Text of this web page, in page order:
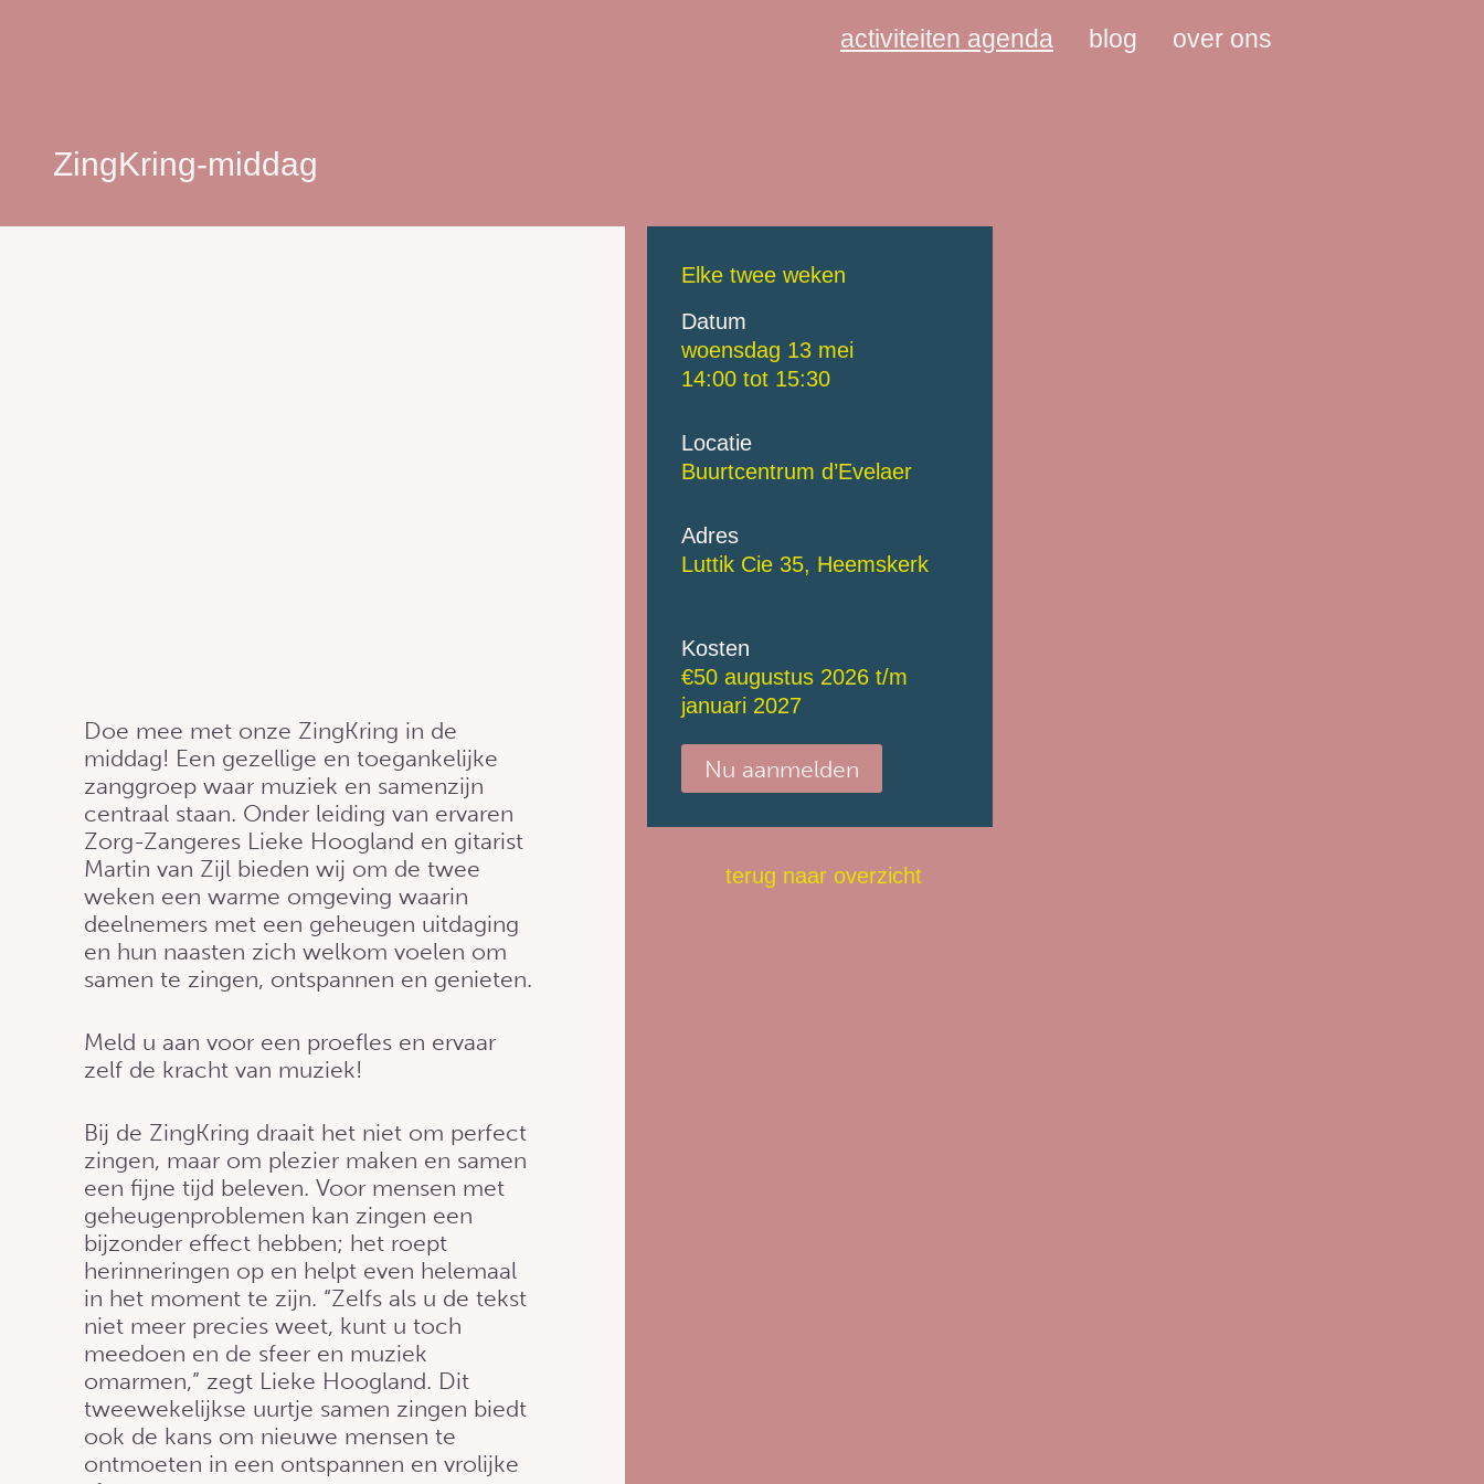
activiteiten agenda blog over ons
ZingKring-middag
Doe mee met onze ZingKring in de
middag! Een gezellige en toegankelijke
zanggroep waar muziek en samenzijn
centraal staan. Onder leiding van ervaren
Zorg-Zangeres Lieke Hoogland en gitarist
Martin van Zijl bieden wij om de twee
weken een warme omgeving waarin
deelnemers met een geheugen uitdaging
en hun naasten zich welkom voelen om
samen te zingen, ontspannen en genieten.
Meld u aan voor een proefles en ervaar
zelf de kracht van muziek!
Bij de ZingKring draait het niet om perfect
zingen, maar om plezier maken en samen
een fijne tijd beleven. Voor mensen met
geheugenproblemen kan zingen een
bijzonder effect hebben; het roept
herinneringen op en helpt even helemaal
in het moment te zijn. “Zelfs als u de tekst
niet meer precies weet, kunt u toch
meedoen en de sfeer en muziek
omarmen,” zegt Lieke Hoogland. Dit
tweewekelijkse uurtje samen zingen biedt
ook de kans om nieuwe mensen te
ontmoeten in een ontspannen en vrolijke
Elke twee weken
Datum
woensdag 13 mei
14:00 tot 15:30
Locatie
Buurtcentrum d’Evelaer
Adres
Luttik Cie 35, Heemskerk
Kosten
€50 augustus 2026 t/m
januari 2027
Nu aanmelden
terug naar overzicht